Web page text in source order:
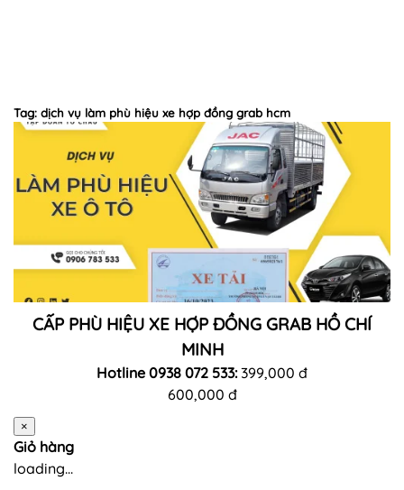
Tag: dịch vụ làm phù hiệu xe hợp đồng grab hcm
CẤP PHÙ HIỆU XE HỢP ĐỒNG GRAB HỒ CHÍ
MINH
Hotline 0938 072 533:399,000 đ
600,000 đ
×
Giỏ hàng
loading...